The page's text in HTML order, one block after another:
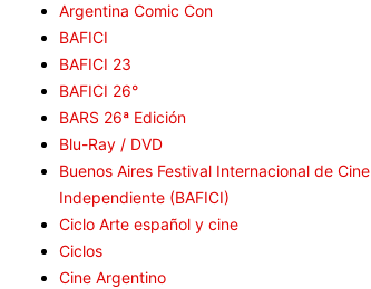
Argentina Comic Con
BAFICI
BAFICI 23
BAFICI 26°
BARS 26ª Edición
Blu-Ray / DVD
Buenos Aires Festival Internacional de Cine
Independiente (BAFICI)
Ciclo Arte español y cine
Ciclos
Cine Argentino